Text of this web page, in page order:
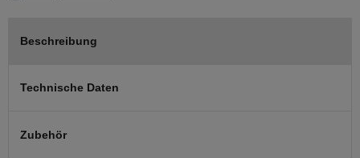
Beschreibung
Technische Daten
Zubehör